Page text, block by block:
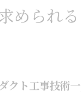
められ
クト工事技術